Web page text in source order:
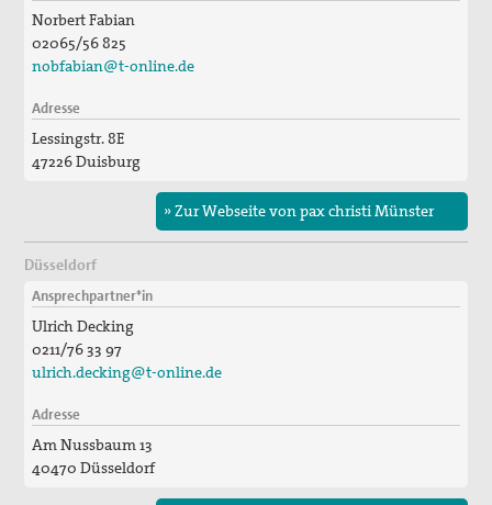
Norbert Fabian
02065/56 825
nobfabian@t-online.de
Adresse
Lessingstr. 8E
47226 Duisburg
» Zur Webseite von pax christi Münster
Düsseldorf
Ansprechpartner*in
Ulrich Decking
0211/76 33 97
ulrich.decking@t-online.de
Adresse
Am Nussbaum 13
40470 Düsseldorf